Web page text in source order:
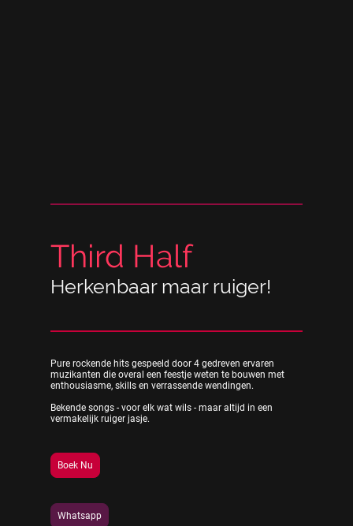
Third Half
Herkenbaar maar ruiger!
Pure rockende hits gespeeld door 4 gedreven ervaren
muzikanten die overal een feestje weten te bouwen met
enthousiasme, skills en verrassende wendingen.
Bekende songs - voor elk wat wils - maar altijd in een
vermakelijk ruiger jasje.
Boek Nu
Whatsapp